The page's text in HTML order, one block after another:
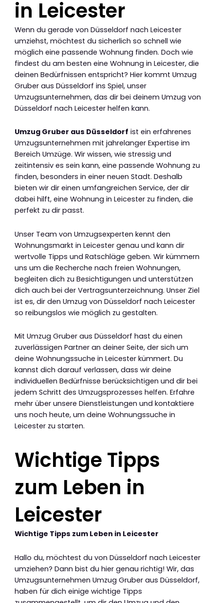
in Leicester
Wenn du gerade von Düsseldorf nach Leicester
umziehst, möchtest du sicherlich so schnell wie
möglich eine passende Wohnung finden. Doch wie
findest du am besten eine Wohnung in Leicester, die
deinen Bedürfnissen entspricht? Hier kommt Umzug
Gruber aus Düsseldorf ins Spiel, unser
Umzugsunternehmen, das dir bei deinem Umzug von
Düsseldorf nach Leicester helfen kann.
Umzug Gruber aus Düsseldorf ist ein erfahrenes
Umzugsunternehmen mit jahrelanger Expertise im
Bereich Umzüge. Wir wissen, wie stressig und
zeitintensiv es sein kann, eine passende Wohnung zu
finden, besonders in einer neuen Stadt. Deshalb
bieten wir dir einen umfangreichen Service, der dir
dabei hilft, eine Wohnung in Leicester zu finden, die
perfekt zu dir passt.
Unser Team von Umzugsexperten kennt den
Wohnungsmarkt in Leicester genau und kann dir
wertvolle Tipps und Ratschläge geben. Wir kümmern
uns um die Recherche nach freien Wohnungen,
begleiten dich zu Besichtigungen und unterstützen
dich auch bei der Vertragsunterzeichnung. Unser Ziel
ist es, dir den Umzug von Düsseldorf nach Leicester
so reibungslos wie möglich zu gestalten.
Mit Umzug Gruber aus Düsseldorf hast du einen
zuverlässigen Partner an deiner Seite, der sich um
deine Wohnungssuche in Leicester kümmert. Du
kannst dich darauf verlassen, dass wir deine
individuellen Bedürfnisse berücksichtigen und dir bei
jedem Schritt des Umzugsprozesses helfen. Erfahre
mehr über unsere Dienstleistungen und kontaktiere
uns noch heute, um deine Wohnungssuche in
Leicester zu starten.
Wichtige Tipps
zum Leben in
Leicester
Wichtige Tipps zum Leben in Leicester
Hallo du, möchtest du von Düsseldorf nach Leicester
umziehen? Dann bist du hier genau richtig! Wir, das
Umzugsunternehmen Umzug Gruber aus Düsseldorf,
haben für dich einige wichtige Tipps